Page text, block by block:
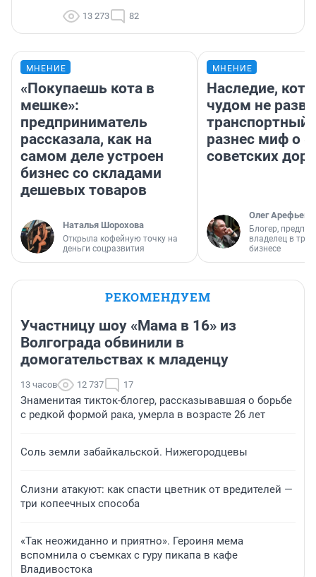
13 273 82
МНЕНИЕ
«Покупаешь кота в
мешке»:
предприниматель
рассказала, как на
самом деле устроен
бизнес со складами
дешевых товаров
Наталья Шорохова
Открыла кофейную точку на
деньги соцразвития
МНЕНИЕ
Наследие,
чудом не
транспортный
разнес миф о
советских
Олег Арефьев
Блогер,
владелец в
бизнесе
РЕКОМЕНДУЕМ
Участницу шоу «Мама в 16» из
Волгограда обвинили в
домогательствах к младенцу
13 часов 12 737 17
Знаменитая тикток-блогер, рассказывавшая о борьбе
с редкой формой рака, умерла в возрасте 26 лет
Соль земли забайкальской. Нижегородцевы
Слизни атакуют: как спасти цветник от вредителей —
три копеечных способа
«Так неожиданно и приятно». Героиня мема
вспомнила о съемках с гуру пикапа в кафе
Владивостока